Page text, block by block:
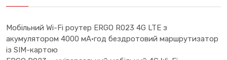
Мобільний Wi-Fi роутер ERGO R023 4G LTE з
акумулятором 4000 мА·год бездротовий маршрутизатор
із SIM-картою